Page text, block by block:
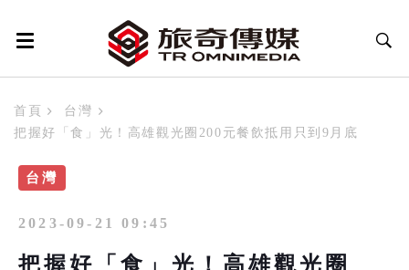
首頁
台灣
把握好「食」光！高雄觀光圈200元餐飲抵用只到9月底
台灣
2023-09-21 09:45
把握好「食」光！高雄觀光圈